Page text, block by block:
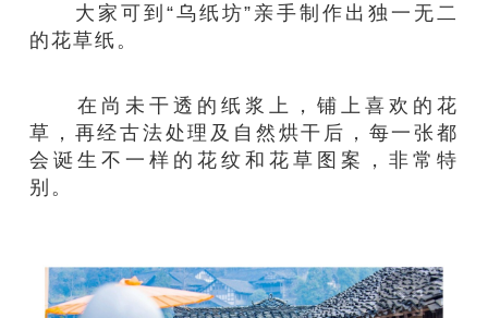
大家可到“乌纸坊”亲手制作出独一无二
的花草纸。
在尚未干透的纸浆上，铺上喜欢的花
草，再经古法处理及自然烘干后，每一张都
会诞生不一样的花纹和花草图案，非常特
别。